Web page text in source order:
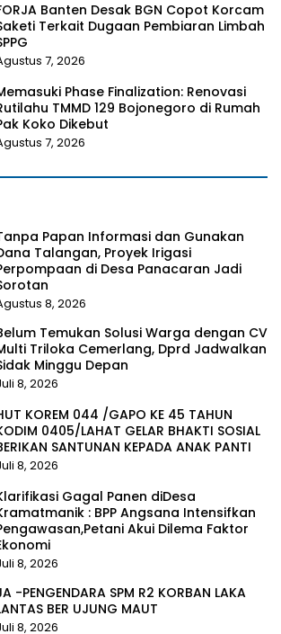
Banten Desak BGN Copot Korcam
Terkait Dugaan Pembiaran Limbah
7, 2026
Phase Finalization: Renovasi
TMMD 129 Bojonegoro di Rumah
Koko Dikebut
7, 2026
Papan Informasi dan Gunakan
Talangan, Proyek Irigasi
di Desa Panacaran Jadi
8, 2026
Temukan Solusi Warga dengan CV
Triloka Cemerlang, Dprd Jadwalkan
Minggu Depan
8, 2026
KOREM 044 /GAPO KE 45 TAHUN
0405/LAHAT GELAR BHAKTI SOSIAL
SANTUNAN KEPADA ANAK PANTI
8, 2026
Gagal Panen diDesa
: BPP Angsana Intensifkan
Akui Dilema Faktor
8, 2026
-PENGENDARA SPM R2 KORBAN LAKA
BER UJUNG MAUT
8, 2026